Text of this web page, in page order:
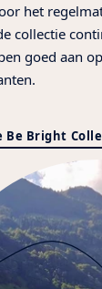
het
collectie
goed aan
Be Bright